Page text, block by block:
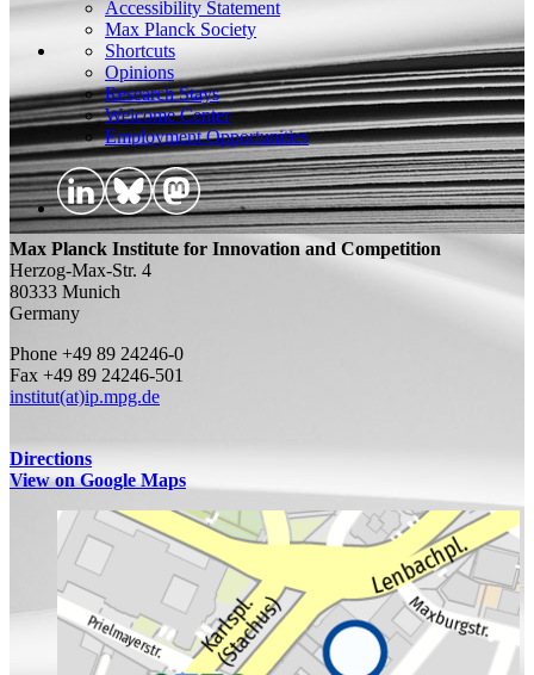
Accessibility Statement
Max Planck Society
Shortcuts
Opinions
Research Stays
Welcome Center
Employment Opportunities
Max Planck Institute for Innovation and Competition
Herzog-Max-Str. 4
80333 Munich
Germany
Phone +49 89 24246-0
Fax +49 89 24246-501
institut(at)ip.mpg.de
Directions
View on Google Maps